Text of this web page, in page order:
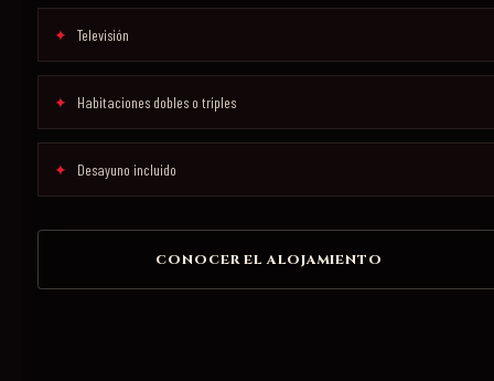
Televisión
Habitaciones dobles o triples
Desayuno incluido
CONOCER EL ALOJAMIENTO